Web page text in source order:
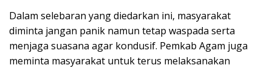
Dalam selebaran yang diedarkan ini, masyarakat
diminta jangan panik namun tetap waspada serta
menjaga suasana agar kondusif. Pemkab Agam juga
meminta masyarakat untuk terus melaksanakan